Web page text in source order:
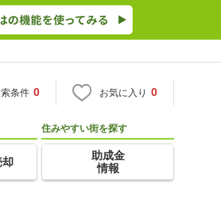
条件 0 お気に入り 0
住みやすい街を探す
助成金
情報